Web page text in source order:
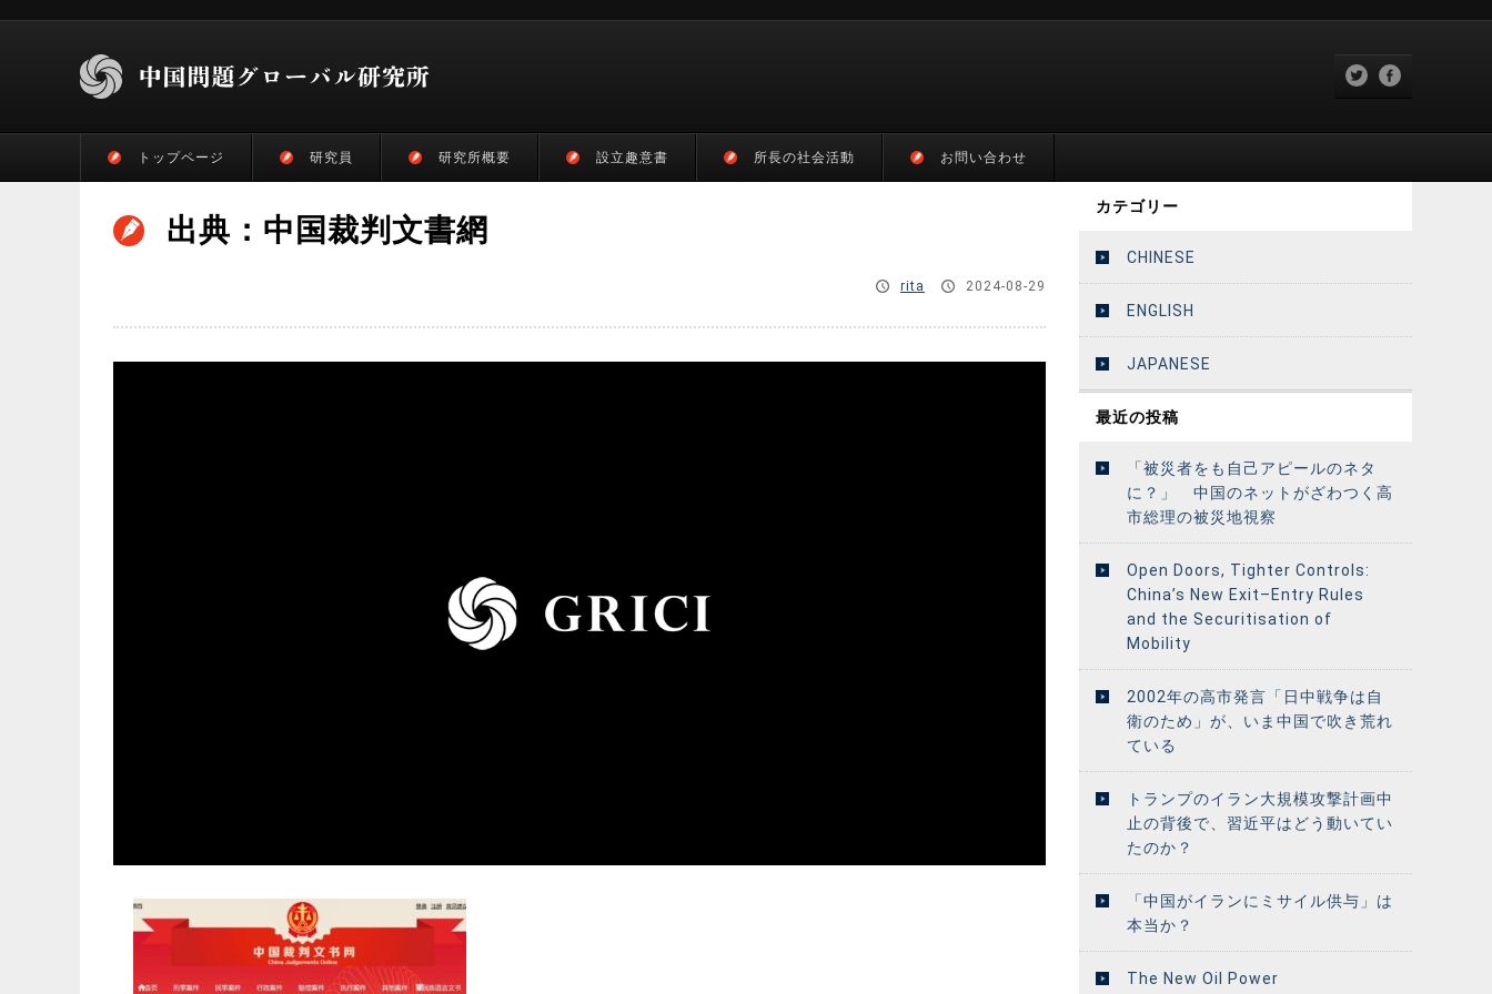
トップページ 研究員 研究所概要 設立趣意書 所長の社会活動 お問い合わせ
出典：中国裁判文書網
rita 2024-08-29
カテゴリー
CHINESE
ENGLISH
JAPANESE
最近の投稿
「被災者をも自己アピールのネタ
に？」 中国のネットがざわつく高
市総理の被災地視察
Open Doors, Tighter Controls:
China’s New Exit–Entry Rules
and the Securitisation of
Mobility
2002年の高市発言「日中戦争は自
衛のため」が、いま中国で吹き荒れ
ている
トランプのイラン大規模攻撃計画中
止の背後で、習近平はどう動いてい
たのか？
「中国がイランにミサイル供与」は
本当か？
The New Oil Power